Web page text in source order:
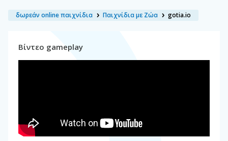
δωρεάν online παιχνίδια Παιχνίδια με Ζώα gotia.io
Βίντεο gameplay